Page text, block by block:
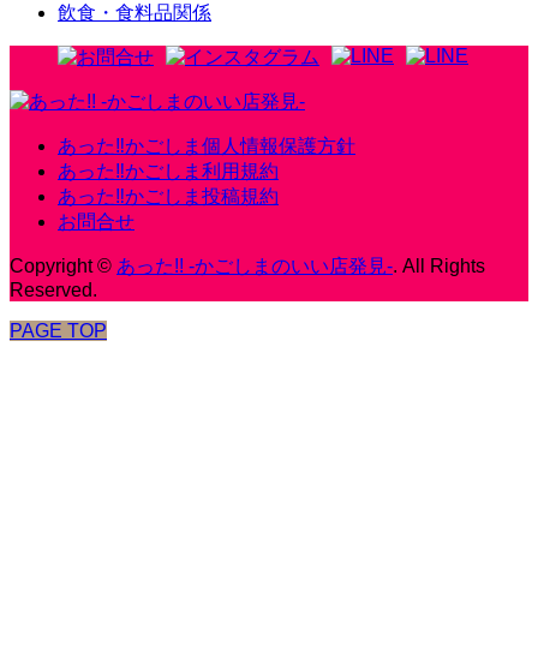
飲食・食料品関係
あった‼かごしま個人情報保護方針
あった‼かごしま利用規約
あった‼かごしま投稿規約
お問合せ
Copyright© あった!! -かごしまのいい店発見-. All Rights
Reserved.
PAGE TOP